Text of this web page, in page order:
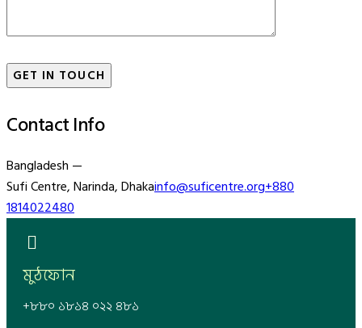
Contact Info
Bangladesh —
Sufi Centre, Narinda, Dhakainfo@suficentre.org+880
1814022480
মুঠফোন
+৮৮০ ১৮১৪ ০২২ ৪৮১